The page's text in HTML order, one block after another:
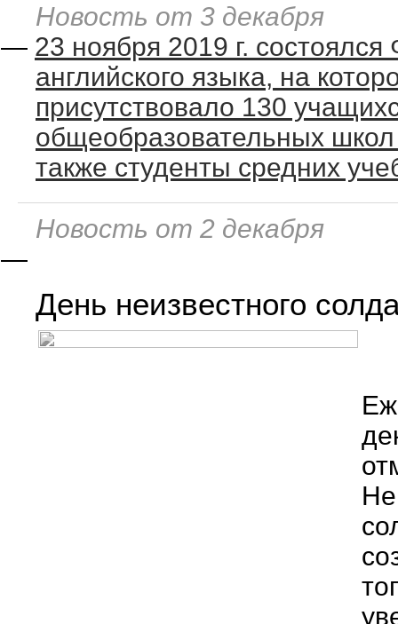
Новость от 3 декабря
— 23 ноября 2019 г.
английского языка, на
присутствовало 130
общеобразовательных
также студенты средних
Новость от 2 декабря
—
День неизвестного